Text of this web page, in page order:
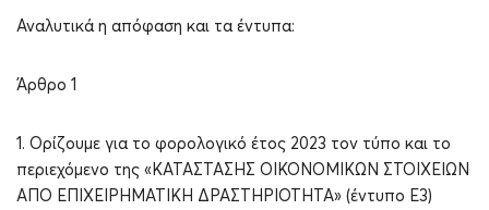
Αναλυτικά η απόφαση και τα έντυπα:
Άρθρο 1
1. Ορίζουμε για το φορολογικό έτος 2023 τον τύπο και το
περιεχόμενο της «ΚΑΤΑΣΤΑΣΗΣ ΟΙΚΟΝΟΜΙΚΩΝ ΣΤΟΙΧΕΙΩΝ
ΑΠΟ ΕΠΙΧΕΙΡΗΜΑΤΙΚΗ ΔΡΑΣΤΗΡΙΟΤΗΤΑ» (έντυπο Ε3)